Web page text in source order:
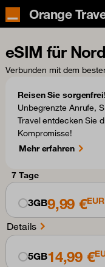
Orange
eSIM für
Verbunden mit dem
Reisen Sie sorgenfrei!
Unbegrenzte Anrufe,
Travel entdecken Sie
Kompromisse!
Mehr erfahren
7 Tage
3GB9,99 €EUR
Details
5GB14,99 €